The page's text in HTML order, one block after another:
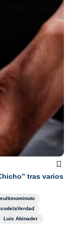
tras varios
Luis Abinader